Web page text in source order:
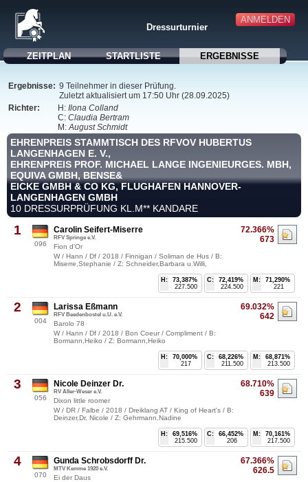
ANMELDEN
Dressurturnier
ZEITPLAN STARTLISTE ERGEBNISSE
Ergebnisse: 9 Teilnehmer in dieser Prüfung.
Zuletzt aktualisiert um 17:50 Uhr (28.09.2025)
Richter:
H: Ilona Colland
C: Claudia Bertram
M:August Schmidt
EHRENPREIS STAMMTISCH DES RFVOV HUBERTUS
LANGENHAGEN E. V.,
EHRENPREIS PROF. MICHAEL LANGE INGENIEURGES. MBH,
EQUIVA GMBH, BENSE&
EICKE GMBH & CO KG, FLUGHAFEN HANNOVER-
LANGENHAGEN GMBH
10 DRESSURPRÜFUNG KL.M** KANDARE
1
096
72.366%
673
Carolin Seifert-Miserre
RFV Springe e.V.
Fion d'Or
W / Hann / Df / 2018 / Finnigan / Soliman de Hus / B:
Miserre,Stephanie / Z: Schneider,Barbara u.Willi,
M:
71,290%
221
C:
72,419%
224.500
H:
73,387%
227.500
2
004
69.032%
642
Larissa Eßmann
RFV Beedenbostel u.U. e.V.
Barolo 78
W / Hann / Df / 2018 / Bon Coeur / Compliment / B:
Bormann,Heiko / Z: Bormann,Heiko
M:
68,871%
213.500
C:
68,226%
211.500
H:
70,000%
217
3
056
68.710%
639
Nicole Deinzer Dr.
RV Aller-Weser e.V.
Dixon little roomer
W / DR / Falbe / 2018 / Dreiklang AT / King of Heart's / B:
Deinzer,Dr. Nicole / Z: Gehrmann,Nadine
M:
70,161%
217.500
C:
66,452%
206
H:
69,516%
215.500
4
070
67.366%
626.5
Gunda Schrobsdorff Dr.
MTV Kemme 1920 e.V.
Ei der Daus